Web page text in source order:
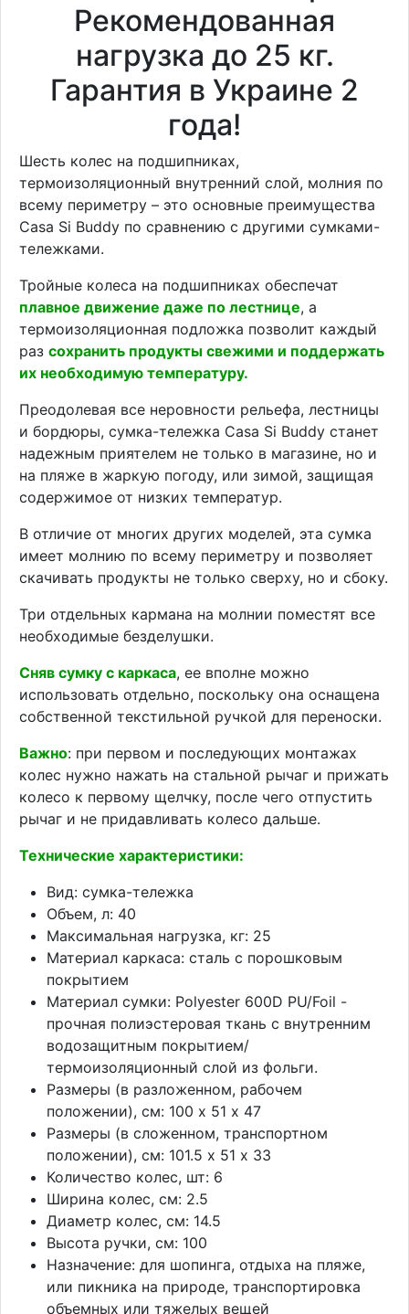
Рекомендованная
нагрузка до 25 кг.
Гарантия в Украине 2
года!
Шесть колес на подшипниках,
термоизоляционный внутренний слой, молния по
всему периметру – это основные преимущества
Casa Si Buddy по сравнению с другими сумками-
тележками.
Тройные колеса на подшипниках обеспечат
плавное движение даже по лестнице, а
термоизоляционная подложка позволит каждый
раз сохранить продукты свежими и поддержать
их необходимую температуру.
Преодолевая все неровности рельефа, лестницы
и бордюры, сумка-тележка Casa Si Buddy станет
надежным приятелем не только в магазине, но и
на пляже в жаркую погоду, или зимой, защищая
содержимое от низких температур.
В отличие от многих других моделей, эта сумка
имеет молнию по всему периметру и позволяет
скачивать продукты не только сверху, но и сбоку.
Три отдельных кармана на молнии поместят все
необходимые безделушки.
Сняв сумку с каркаса, ее вполне можно
использовать отдельно, поскольку она оснащена
собственной текстильной ручкой для переноски.
Важно: при первом и последующих монтажах
колес нужно нажать на стальной рычаг и прижать
колесо к первому щелчку, после чего отпустить
рычаг и не придавливать колесо дальше.
Технические характеристики:
Вид: сумка-тележка
Объем, л: 40
Максимальная нагрузка, кг: 25
Материал каркаса: сталь с порошковым
покрытием
Материал сумки: Polyester 600D PU/Foil -
прочная полиэстеровая ткань с внутренним
водозащитным покрытием/
термоизоляционный слой из фольги.
Размеры (в разложенном, рабочем
положении), см: 100 х 51 х 47
Размеры (в сложенном, транспортном
положении), см: 101.5 х 51 х 33
Количество колес, шт: 6
Ширина колес, см: 2.5
Диаметр колес, см: 14.5
Высота ручки, см: 100
Назначение: для шопинга, отдыха на пляже,
или пикника на природе, транспортировка
объемных или тяжелых вещей